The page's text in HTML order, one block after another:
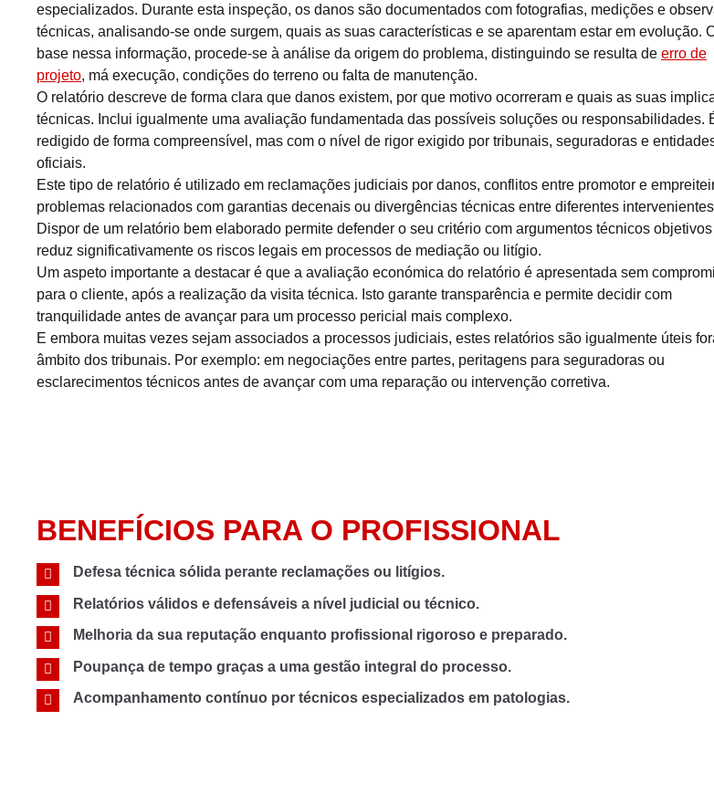
especializados. Durante esta inspeção, os danos são documentados com fotografias, medições e
técnicas, analisando-se onde surgem, quais as suas características e se aparentam estar em evolução.
base nessa informação, procede-se à análise da origem do problema, distinguindo se resulta de erro de
projeto, má execução, condições do terreno ou falta de manutenção.
O relatório descreve de forma clara que danos existem, por que motivo ocorreram e quais as suas
técnicas. Inclui igualmente uma avaliação fundamentada das possíveis soluções ou responsabilidades.
redigido de forma compreensível, mas com o nível de rigor exigido por tribunais, seguradoras e
oficiais.
Este tipo de relatório é utilizado em reclamações judiciais por danos, conflitos entre promotor e
problemas relacionados com garantias decenais ou divergências técnicas entre diferentes
Dispor de um relatório bem elaborado permite defender o seu critério com argumentos técnicos
reduz significativamente os riscos legais em processos de mediação ou litígio.
Um aspeto importante a destacar é que a avaliação económica do relatório é apresentada sem
para o cliente, após a realização da visita técnica. Isto garante transparência e permite decidir com
tranquilidade antes de avançar para um processo pericial mais complexo.
E embora muitas vezes sejam associados a processos judiciais, estes relatórios são igualmente úteis
âmbito dos tribunais. Por exemplo: em negociações entre partes, peritagens para seguradoras ou
esclarecimentos técnicos antes de avançar com uma reparação ou intervenção corretiva.
BENEFÍCIOS PARA O PROFISSIONAL
Defesa técnica sólida perante reclamações ou litígios.
Relatórios válidos e defensáveis a nível judicial ou técnico.
Melhoria da sua reputação enquanto profissional rigoroso e preparado.
Poupança de tempo graças a uma gestão integral do processo.
Acompanhamento contínuo por técnicos especializados em patologias.